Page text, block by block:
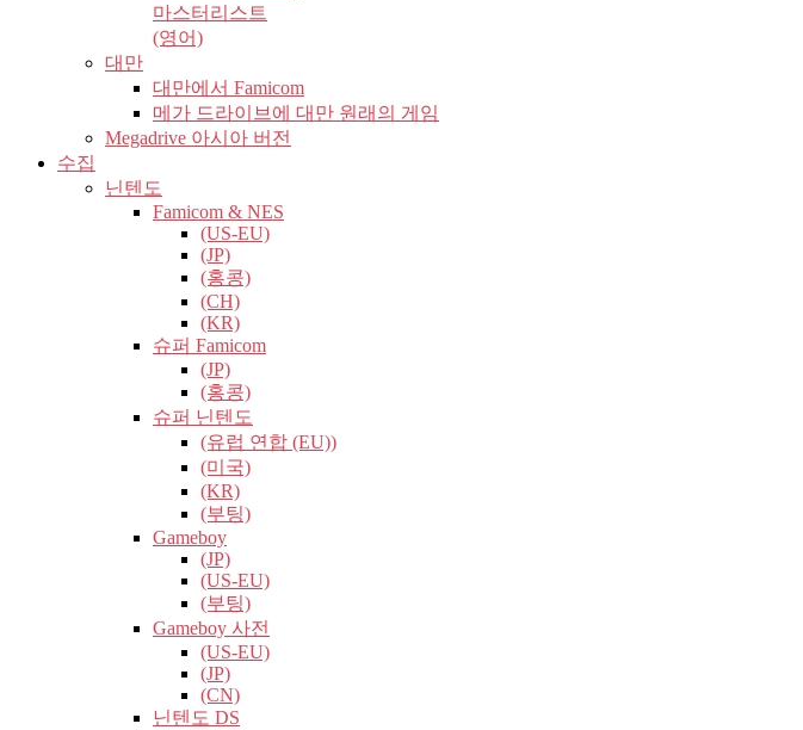
마스터리스트
(영어)
대만
대만에서 Famicom
메가 드라이브에 대만 원래의 게임
Megadrive 아시아 버전
수집
닌텐도
Famicom & NES
(US-EU)
(JP)
(홍콩)
(CH)
(KR)
슈퍼 Famicom
(JP)
(홍콩)
슈퍼 닌텐도
(유럽​​ 연합 (EU))
(미국)
(KR)
(부팅)
Gameboy
(JP)
(US-EU)
(부팅)
Gameboy 사전
(US-EU)
(JP)
(CN)
닌텐도 DS